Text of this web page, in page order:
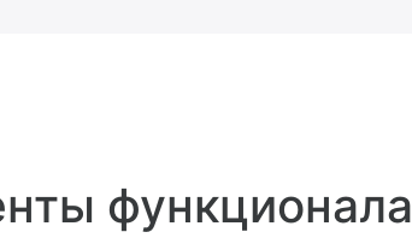
функционала